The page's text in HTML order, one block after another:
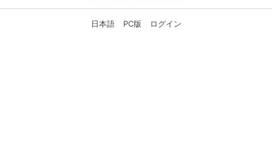
日本語 PC版 ログイン